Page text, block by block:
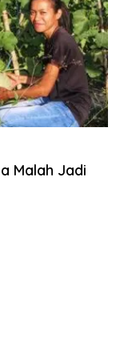
Malah Jadi